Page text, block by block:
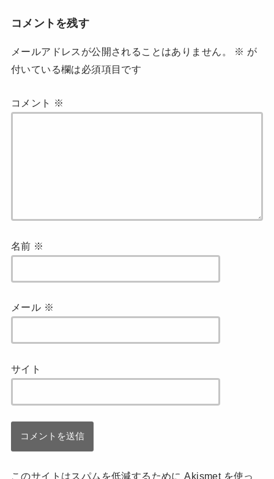
ウ
で
ま
す
)
コメントを残す
メールアドレスが公開されることはありません。 ※ が
付いている欄は必須項目です
コメント ※
名前 ※
メール ※
サイト
このサイトはスパムを低減するために Akismet を使っ